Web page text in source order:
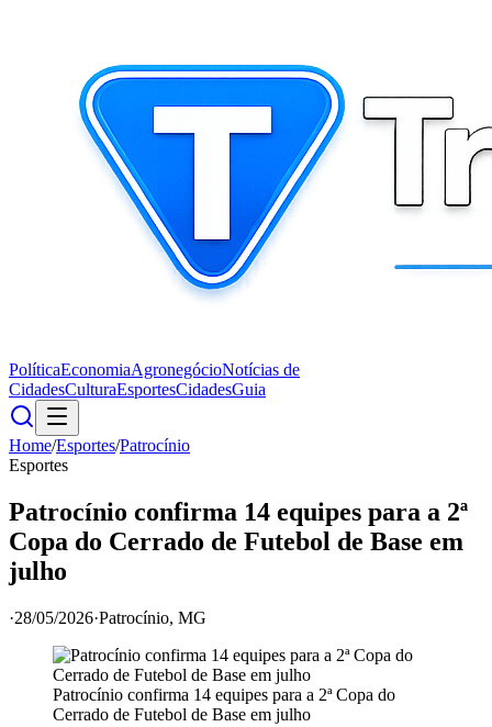
PolíticaEconomiaAgronegócioNotícias de
CidadesCulturaEsportesCidadesGuia
Home/Esportes/Patrocínio
Esportes
Patrocínio confirma 14 equipes para a 2ª
Copa do Cerrado de Futebol de Base em
julho
·28/05/2026·Patrocínio, MG
Patrocínio confirma 14 equipes para a 2ª Copa do
Cerrado de Futebol de Base em julho